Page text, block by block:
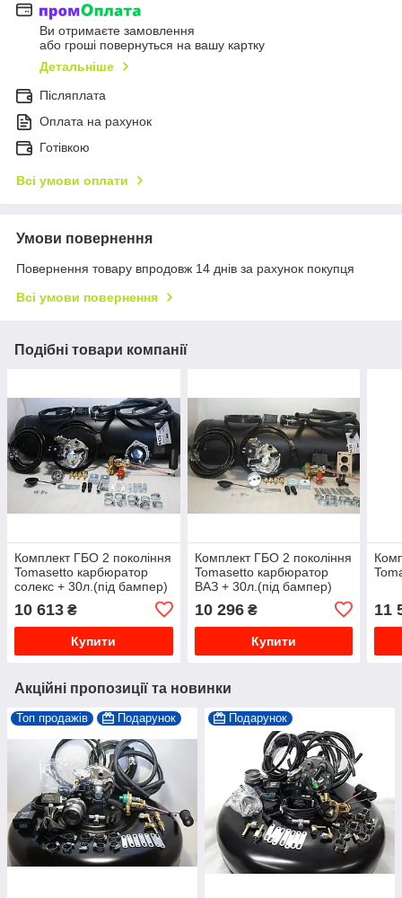
Ви отримаєте замовлення
або гроші повернуться на вашу картку
Детальніше
Післяплата
Оплата на рахунок
Готівкою
Всі умови оплати
Умови повернення
Повернення товару впродовж 14 днів за рахунок покупця
Всі умови повернення
Подібні товари компанії
Комплект ГБО 2 покоління
Tomasetto карбюратор
солекс + 30л.(під бампер)
10 613 ₴
Купити
Комплект ГБО 2 покоління
Tomasetto карбюратор
ВАЗ + 30л.(під бампер)
10 296₴
Купити
11
Акційні пропозиції та новинки
Топ продажів Подарунок Подарунок